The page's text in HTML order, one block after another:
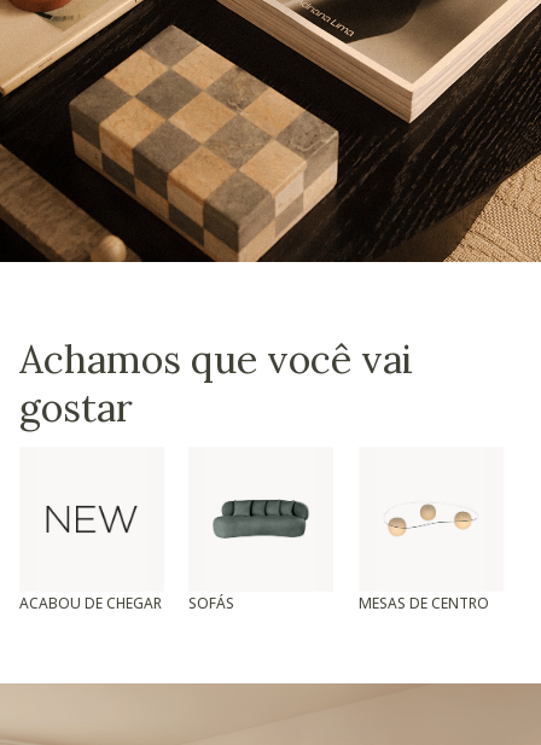
Achamos que você vai
gostar
ACABOU DE CHEGAR SOFÁS MESAS DE CENTRO